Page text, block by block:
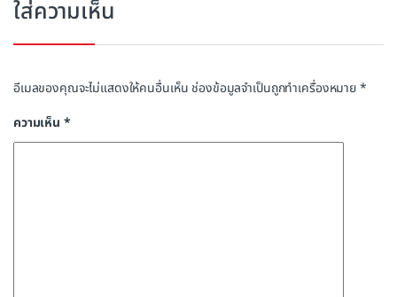
ใส่ความเห็น
อีเมลของคุณจะไม่แสดงให้คนอื่นเห็น ช่องข้อมูลจำเป็นถูกทำเครื่องหมาย*
ความเห็น *